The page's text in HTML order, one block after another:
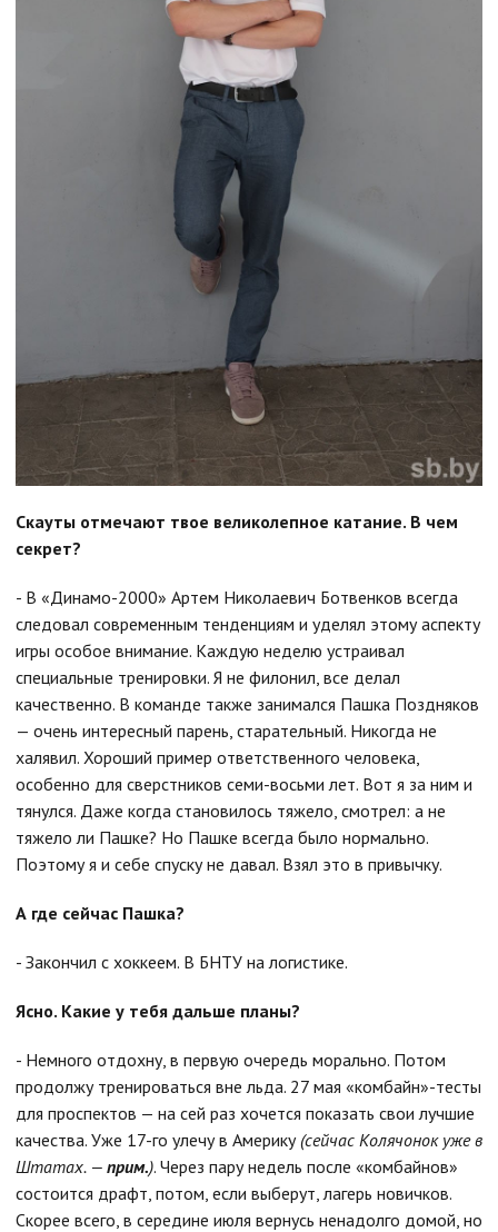
Скауты отмечают твое великолепное катание. В чем
секрет?
- В «Динамо-2000» Артем Николаевич Ботвенков всегда
следовал современным тенденциям и уделял этому аспекту
игры особое внимание. Каждую неделю устраивал
специальные тренировки. Я не филонил, все делал
качественно. В команде также занимался Пашка Поздняков
— очень интересный парень, старательный. Никогда не
халявил. Хороший пример ответственного человека,
особенно для сверстников семи-восьми лет. Вот я за ним и
тянулся. Даже когда становилось тяжело, смотрел: а не
тяжело ли Пашке? Но Пашке всегда было нормально.
Поэтому я и себе спуску не давал. Взял это в привычку.
А где сейчас Пашка?
- Закончил с хоккеем. В БНТУ на логистике.
Ясно. Какие у тебя дальше планы?
- Немного отдохну, в первую очередь морально. Потом
продолжу тренироваться вне льда. 27 мая «комбайн»-тесты
для проспектов — на сей раз хочется показать свои лучшие
качества. Уже 17-го улечу в Америку(сейчас Колячонок уже в
Штатах. — прим.). Через пару недель после «комбайнов»
состоится драфт, потом, если выберут, лагерь новичков.
Скорее всего, в середине июля вернусь ненадолго домой, но